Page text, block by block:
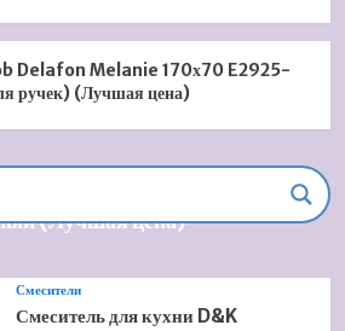
Delafon Melanie 170х70 E2925-
ручек) (Лучшая цена)
встроенная Timo Briana SX-
(Лучшая цена)
Смесители
Смеситель для кухни D&K